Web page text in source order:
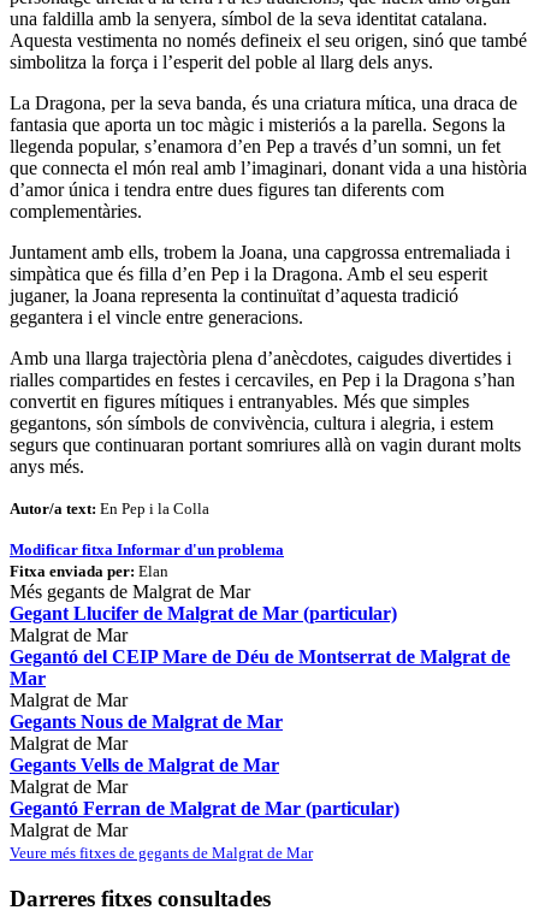
una faldilla amb la senyera, símbol de la seva identitat catalana.
Aquesta vestimenta no només defineix el seu origen, sinó que també
simbolitza la força i l’esperit del poble al llarg dels anys.
La Dragona, per la seva banda, és una criatura mítica, una draca de
fantasia que aporta un toc màgic i misteriós a la parella. Segons la
llegenda popular, s’enamora d’en Pep a través d’un somni, un fet
que connecta el món real amb l’imaginari, donant vida a una història
d’amor única i tendra entre dues figures tan diferents com
complementàries.
Juntament amb ells, trobem la Joana, una capgrossa entremaliada i
simpàtica que és filla d’en Pep i la Dragona. Amb el seu esperit
juganer, la Joana representa la continuïtat d’aquesta tradició
gegantera i el vincle entre generacions.
Amb una llarga trajectòria plena d’anècdotes, caigudes divertides i
rialles compartides en festes i cercaviles, en Pep i la Dragona s’han
convertit en figures mítiques i entranyables. Més que simples
gegantons, són símbols de convivència, cultura i alegria, i estem
segurs que continuaran portant somriures allà on vagin durant molts
anys més.
Autor/a text: En Pep i la Colla
Modificar fitxa Informar d'un problema
Fitxa enviada per: Elan
Més gegants de Malgrat de Mar
Gegant Llucifer de Malgrat de Mar (particular)
Malgrat de Mar
Gegantó del CEIP Mare de Déu de Montserrat de Malgrat de
Mar
Malgrat de Mar
Gegants Nous de Malgrat de Mar
Malgrat de Mar
Gegants Vells de Malgrat de Mar
Malgrat de Mar
Gegantó Ferran de Malgrat de Mar (particular)
Malgrat de Mar
Veure més fitxes de gegants de Malgrat de Mar
Darreres fitxes consultades